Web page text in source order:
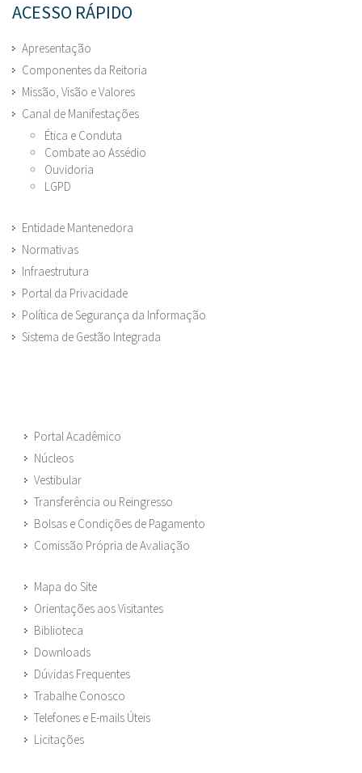
ACESSO RÁPIDO
Apresentação
Componentes da Reitoria
Missão, Visão e Valores
Canal de Manifestações
Ética e Conduta
Combate ao Assédio
Ouvidoria
LGPD
Entidade Mantenedora
Normativas
Infraestrutura
Portal da Privacidade
Política de Segurança da Informação
Sistema de Gestão Integrada
Portal Acadêmico
Núcleos
Vestibular
Transferência ou Reingresso
Bolsas e Condições de Pagamento
Comissão Própria de Avaliação
Mapa do Site
Orientações aos Visitantes
Biblioteca
Downloads
Dúvidas Frequentes
Trabalhe Conosco
Telefones e E-mails Úteis
Licitações